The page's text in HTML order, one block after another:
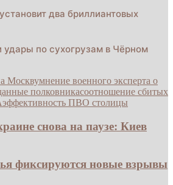
два бриллиантовых
удары по сухогрузам в Чёрном
Москвумнение военного эксперта о
полковникасоотношение сбитых
эффективность ПВО столицы
снова на паузе: Киев
фиксируются новые взрывы